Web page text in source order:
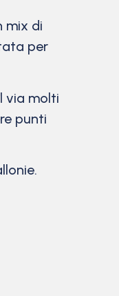
mix di
per
via molti
punti